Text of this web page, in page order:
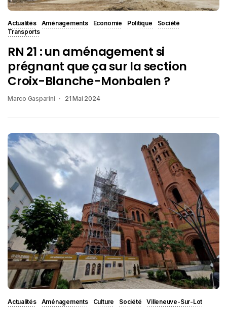
Actualités Aménagements Economie Politique
Société
Transports
RN 21 : un aménagement si
prégnant que ça sur la section
Croix-Blanche-Monbalen ?
Marco Gasparini 21 Mai 2024
Actualités Aménagements Culture Société Villeneuve-Sur-Lot